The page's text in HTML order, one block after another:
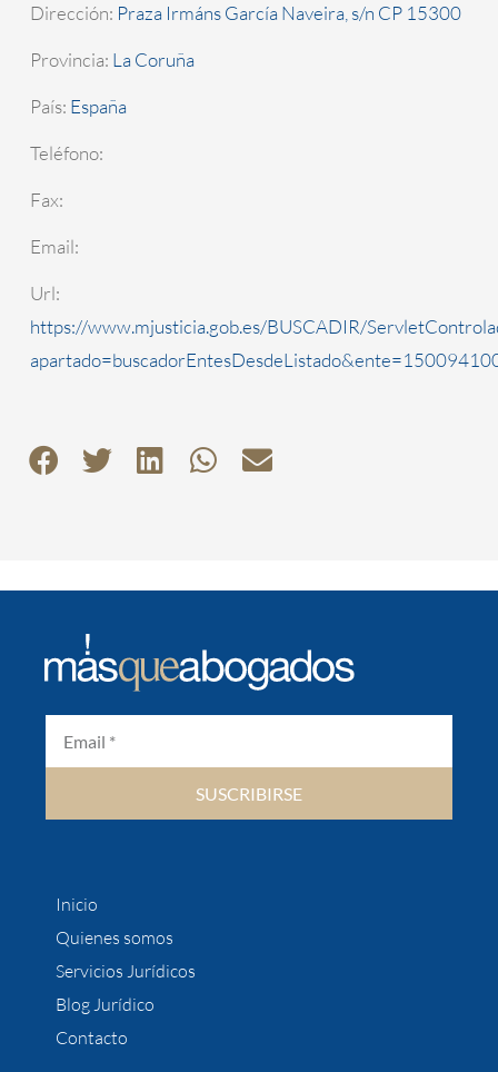
Dirección: Praza Irmáns García Naveira, s/n CP 15300
Provincia: La Coruña
País: España
Teléfono:
Fax:
Email:
Url:
https://www.mjusticia.gob.es/BUSCADIR/
SUSCRIBIRSE
Inicio
Quienes somos
Servicios Jurídicos
Blog Jurídico
Contacto